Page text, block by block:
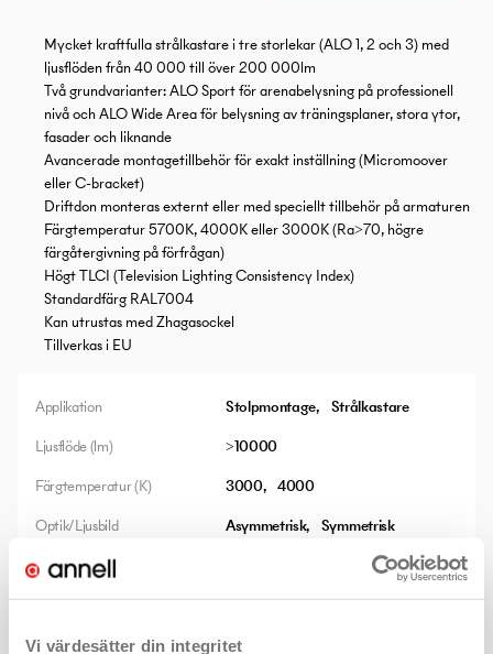
Vi värdesätter din integritet
Mycket kraftfulla strålkastare i tre storlekar (ALO 1, 2 och 3) med
ljusflöden från 40 000 till över 200 000lm
Två grundvarianter: ALO Sport för arenabelysning på professionell
nivå och ALO Wide Area för belysning av träningsplaner, stora ytor,
fasader och liknande
Avancerade montagetillbehör för exakt inställning (Micromoover
eller C-bracket)
Driftdon monteras externt eller med speciellt tillbehör på armaturen
Färgtemperatur 5700K, 4000K eller 3000K (Ra>70, högre
färgåtergivning på förfrågan)
Högt TLCI (Television Lighting Consistency Index)
Standardfärg RAL7004
Kan utrustas med Zhagasockel
Tillverkas i EU
Applikation Stolpmontage
Strålkastare
Ljusflöde (lm)
>10000
Färgtemperatur (K)
3000
4000
Optik/Ljusbild
Asymmetrisk
Symmetrisk
Styrning
IP klass
66+
IK klass
8+